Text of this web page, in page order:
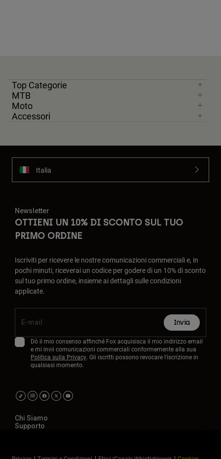
Top Categorie
MTB
Moto
Accessori
Italia
Newsletter
OTTIENI UN 10% DI SCONTO SUL TUO
PRIMO ORDINE
Iscriviti per ricevere le nostre comunicazioni commerciali e, in
pochi minuti, riceverai un codice per godere di un 10% di sconto
sul tuo primo ordine, insieme ai dettagli sulle condizioni
applicate.
Invia
Dò il mio consenso affinché Fox acquisisca il mio indirizzo email
e mi invii comunicazioni commerciali conformemente alla sua
Politica sulla Privacy. Gli iscritti possono revocare l'iscrizione in
qualsiasi momento.
Chi Siamo
Supporto